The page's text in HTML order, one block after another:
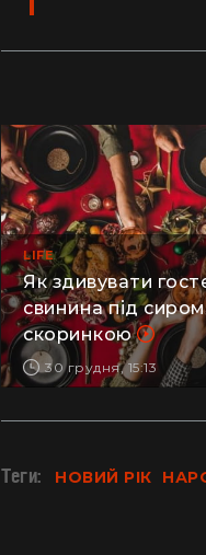
LIFE
Як здивувати
свинина під
скоринкою
30 грудня, 15:13
Теги: НОВИЙ РІК